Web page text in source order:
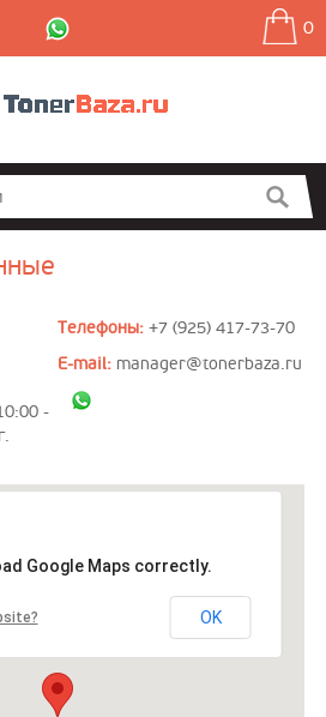
0
-
Телефоны: +7 (925) 417-73-70
E-mail: manager@tonerbaza.ru
Google Maps correctly.
OK